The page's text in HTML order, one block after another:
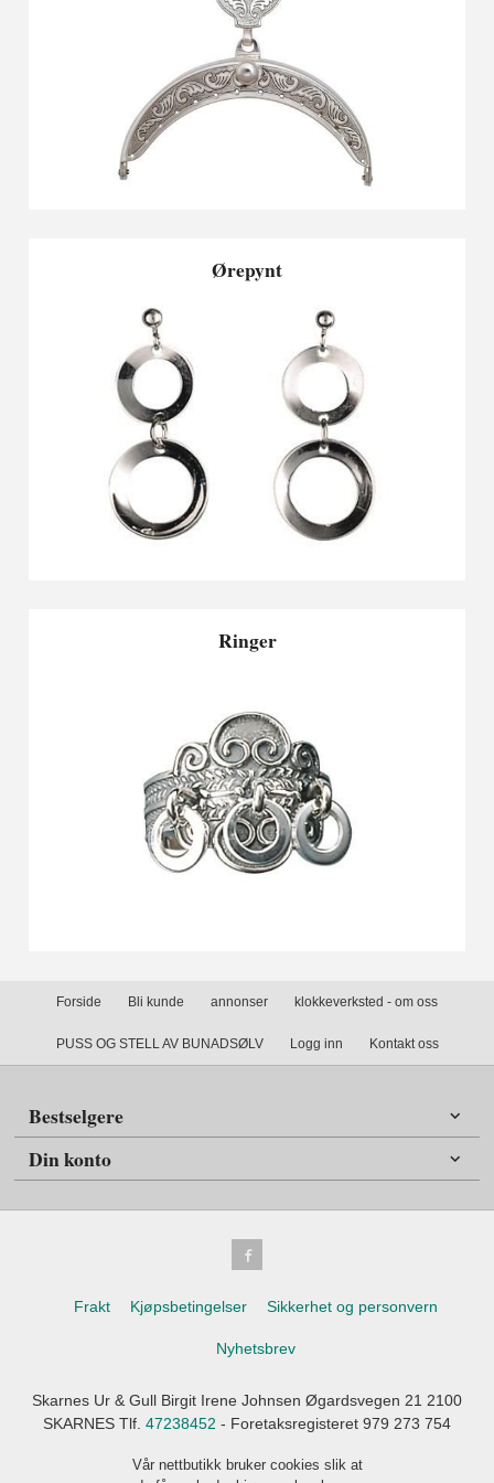
Ørepynt
Ringer
Forside Bli kunde annonser klokkeverksted - om oss
PUSS OG STELL AV BUNADSØLV Logg inn Kontakt oss
Bestselgere
Din konto
Frakt Kjøpsbetingelser Sikkerhet og personvern
Nyhetsbrev
Skarnes Ur & Gull Birgit Irene Johnsen Øgardsvegen 21 2100
SKARNES Tlf. 47238452 - Foretaksregisteret 979 273 754
Vår nettbutikk bruker cookies slik at